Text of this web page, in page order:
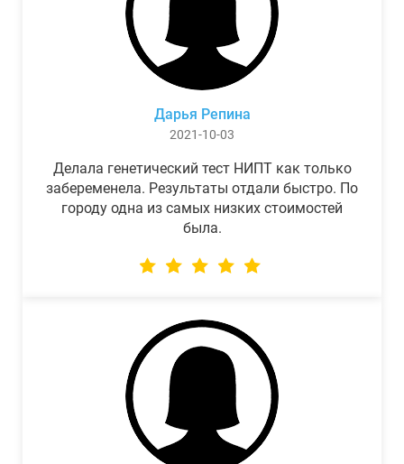
Дарья Репина
2021-10-03
Делала генетический тест НИПТ как только
забеременела. Результаты отдали быстро. По
городу одна из самых низких стоимостей
была.